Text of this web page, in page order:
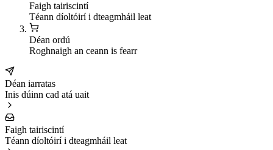
Faigh tairiscintí
Téann díoltóirí i dteagmháil leat
Déan ordú
Roghnaigh an ceann is fearr
Déan iarratas
Inis dúinn cad atá uait
Faigh tairiscintí
Téann díoltóirí i dteagmháil leat